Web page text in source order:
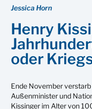
Jessica Horn
Henry
oder
Ende November
Außenminister und
Kissinger im Alter von